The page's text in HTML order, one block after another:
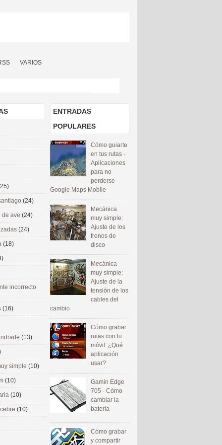
VARIOS
ENTRADAS
POPULARES
Cómo guiarte
en tus rutas -
Aplicaciones
para no
perderse -
Google Maps Mobile
Mecánica
muy simple:
Ajuste de los
frenos de
disco
Mecánica
muy simple:
Ajuste de la
tensión de los
cables del
cambio
Cómo grabar
rutas con tu
móvil: ¿Qué
aplicación
usar?
Gamin Edge
705 - Cómo
cambiar la
batería
Cómo grabar
y compartir
(24)
de ave (24)
(24)
(18)
incorrecto
(16)
(13)
simple (10)
(10)
(10)
(10)